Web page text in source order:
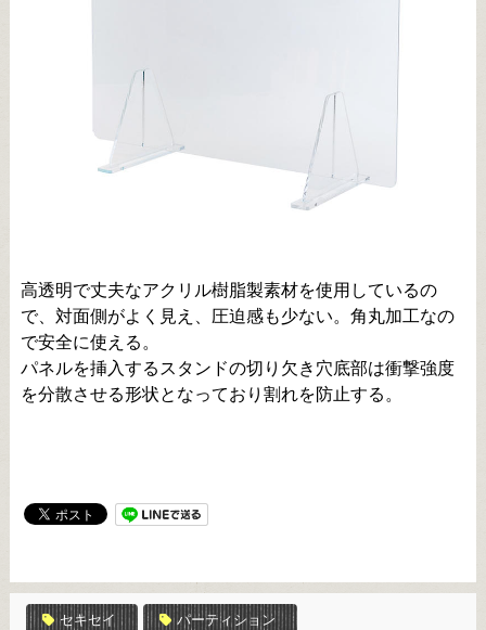
高透明で丈夫なアクリル樹脂製素材を使用しているの
で、対面側がよく見え、圧迫感も少ない。角丸加工なの
で安全に使える。
パネルを挿入するスタンドの切り欠き穴底部は衝撃強度
を分散させる形状となっており割れを防止する。
セキセイ パーティション